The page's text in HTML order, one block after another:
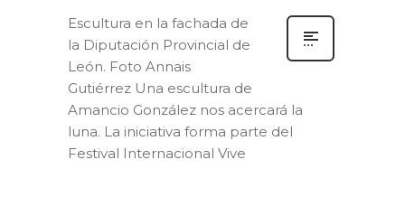
Escultura en la fachada de
la Diputación Provincial de
León. Foto Annais
Gutiérrez Una escultura de
Amancio González nos acercará la
luna. La iniciativa forma parte del
Festival Internacional Vive